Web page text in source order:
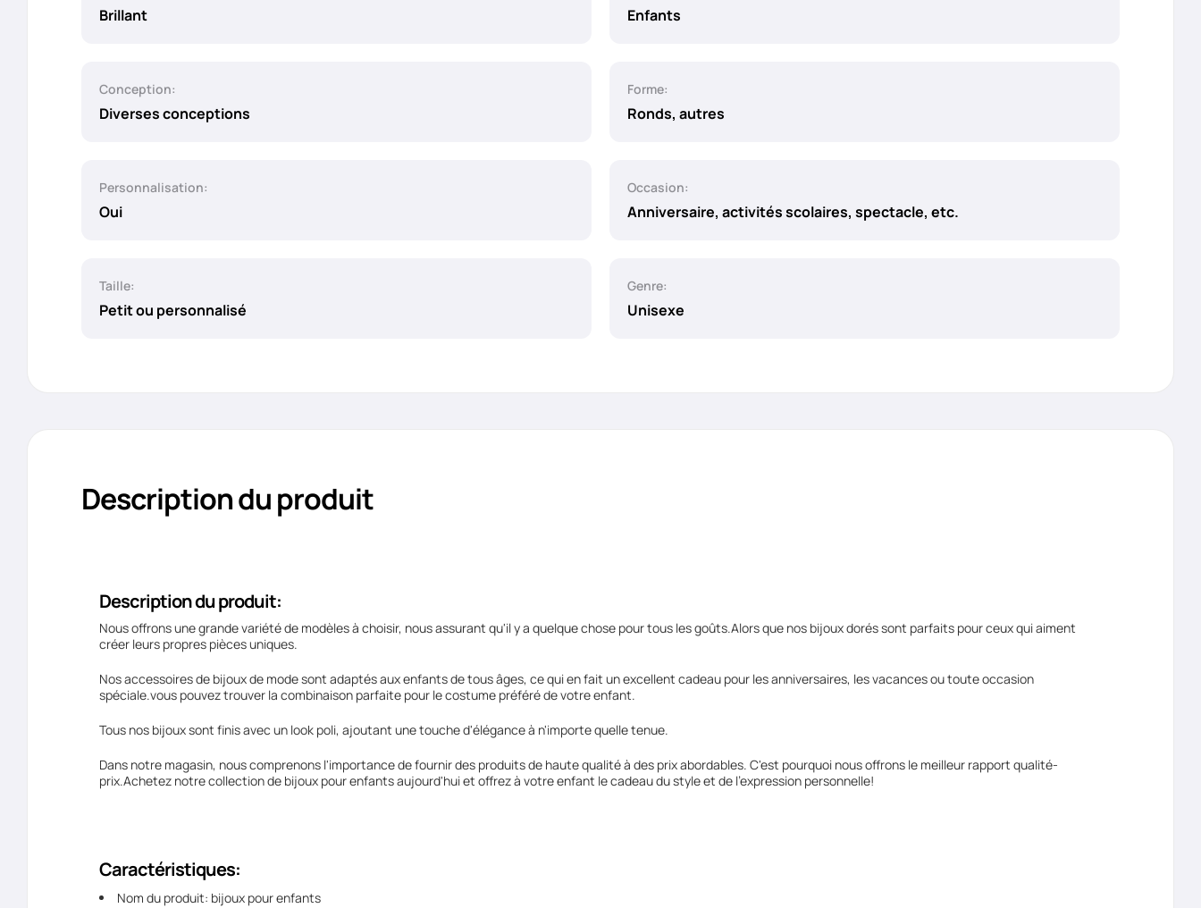
Brillant Enfants
Conception:
Diverses conceptions
Forme:
Ronds, autres
Personnalisation:
Oui
Occasion:
Anniversaire, activités scolaires, spectacle, etc.
Taille:
Petit ou personnalisé
Genre:
Unisexe
Description du produit
Description du produit:
Nous offrons une grande variété de modèles à choisir, nous assurant qu'il y a quelque chose pour tous les goûts.Alors que nos bijoux dorés sont parfaits pour ceux qui aiment
créer leurs propres pièces uniques.
Nos accessoires de bijoux de mode sont adaptés aux enfants de tous âges, ce qui en fait un excellent cadeau pour les anniversaires, les vacances ou toute occasion
spéciale.vous pouvez trouver la combinaison parfaite pour le costume préféré de votre enfant.
Tous nos bijoux sont finis avec un look poli, ajoutant une touche d'élégance à n'importe quelle tenue.
Dans notre magasin, nous comprenons l'importance de fournir des produits de haute qualité à des prix abordables. C'est pourquoi nous offrons le meilleur rapport qualité-
prix.Achetez notre collection de bijoux pour enfants aujourd'hui et offrez à votre enfant le cadeau du style et de l'expression personnelle!
Caractéristiques:
Nom du produit: bijoux pour enfants